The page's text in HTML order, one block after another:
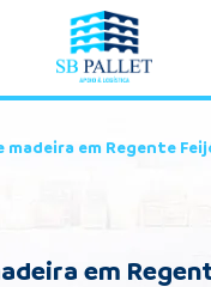
madeira em Regente
em